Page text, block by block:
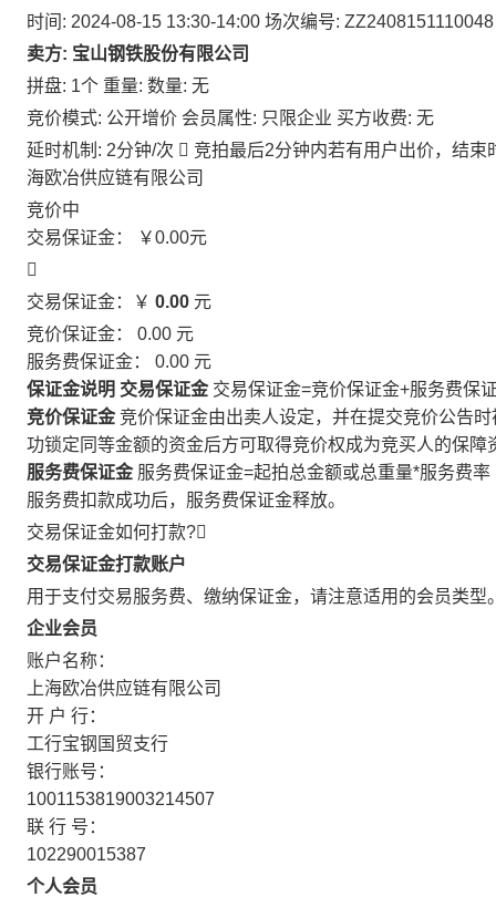
时间: 2024-08-15 13:30-14:00 场次编号: ZZ2408151110048
卖方: 宝山钢铁股份有限公司
拼盘: 1个 重量: 数量: 无
竞价模式: 公开增价 会员属性: 只限企业 买方收费: 无
延时机制: 2分钟/次  竞拍最后2分钟内若有用户出价，结
海欧冶供应链有限公司
竞价中
交易保证金：
￥0.00元

交易保证金：￥ 0.00 元
竞价保证金： 0.00 元
服务费保证金： 0.00 元
保证金说明 交易保证金 交易保证金=竞价保证金+服务费保
竞价保证金 竞价保证金由出卖人设定，并在提交竞价公告
功锁定同等金额的资金后方可取得竞价权成为竞买人的保障
服务费保证金 服务费保证金=起拍总金额或总重量*服务费率
服务费扣款成功后，服务费保证金释放。
交易保证金如何打款?
交易保证金打款账户
用于支付交易服务费、缴纳保证金，请注意适用的会员类型
企业会员
账户名称：
上海欧冶供应链有限公司
开 户 行：
工行宝钢国贸支行
银行账号：
1001153819003214507
联 行 号：
102290015387
个人会员